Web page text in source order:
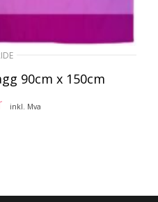
90cm x 150cm
inkl. Mva